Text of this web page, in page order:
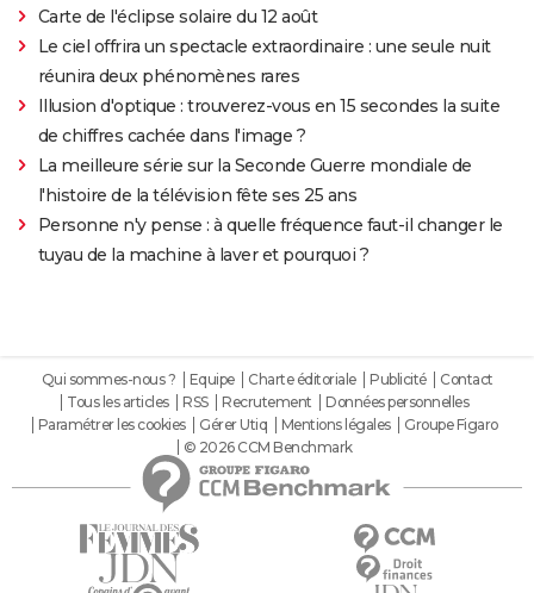
Carte de l'éclipse solaire du 12 août
Le ciel offrira un spectacle extraordinaire : une seule nuit
réunira deux phénomènes rares
Illusion d'optique : trouverez-vous en 15 secondes la suite
de chiffres cachée dans l'image ?
La meilleure série sur la Seconde Guerre mondiale de
l'histoire de la télévision fête ses 25 ans
Personne n'y pense : à quelle fréquence faut-il changer le
tuyau de la machine à laver et pourquoi ?
Qui sommes-nous ? Equipe Charte éditoriale Publicité
Contact
Tous les articles
RSS Recrutement
Données personnelles
Paramétrer les cookies
Gérer Utiq Mentions légales
Groupe Figaro
© 2026 CCM Benchmark